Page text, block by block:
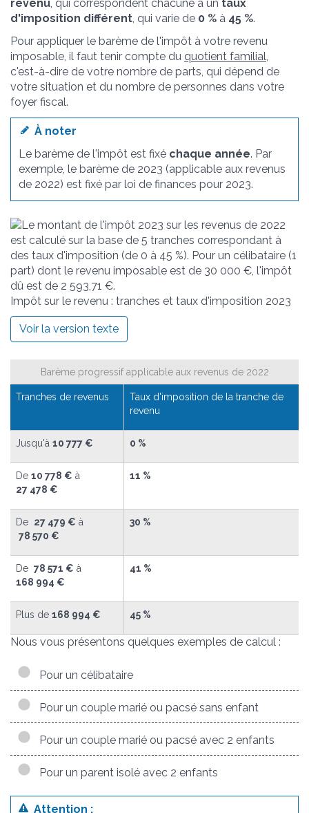
revenu, qui correspondent chacune à un taux
d'imposition différent, qui varie de 0 % à 45 %.
Pour appliquer le barème de l'impôt à votre revenu
imposable, il faut tenir compte du quotient familial,
c'est-à-dire de votre nombre de parts, qui dépend de
votre situation et du nombre de personnes dans votre
foyer fiscal.
À noter
Le barème de l'impôt est fixé chaque année. Par
exemple, le barème de 2023 (applicable aux revenus
de 2022) est fixé par loi de finances pour 2023.
Impôt sur le revenu : tranches et taux d'imposition 2023
Voir la version texte
Barème progressif applicable aux revenus de 2022
Tranches de revenus
Taux d'imposition de la tranche de
revenu
Jusqu'à 10 777 € 0 %
De 10 778 € à
27 478 €
11 %
De 27 479 € à
78 570 €
30 %
De 78 571 € à
168 994 €
41 %
Plus de 168 994 € 45 %
Nous vous présentons quelques exemples de calcul :
Pour un célibataire
Pour un couple marié ou pacsé sans enfant
Pour un couple marié ou pacsé avec 2 enfants
Pour un parent isolé avec 2 enfants
Attention :